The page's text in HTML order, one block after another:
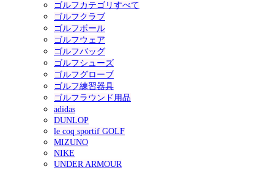
ゴルフカテゴリすべて
ゴルフクラブ
ゴルフボール
ゴルフウェア
ゴルフバッグ
ゴルフシューズ
ゴルフグローブ
ゴルフ練習器具
ゴルフラウンド用品
adidas
DUNLOP
le coq sportif GOLF
MIZUNO
NIKE
UNDER ARMOUR